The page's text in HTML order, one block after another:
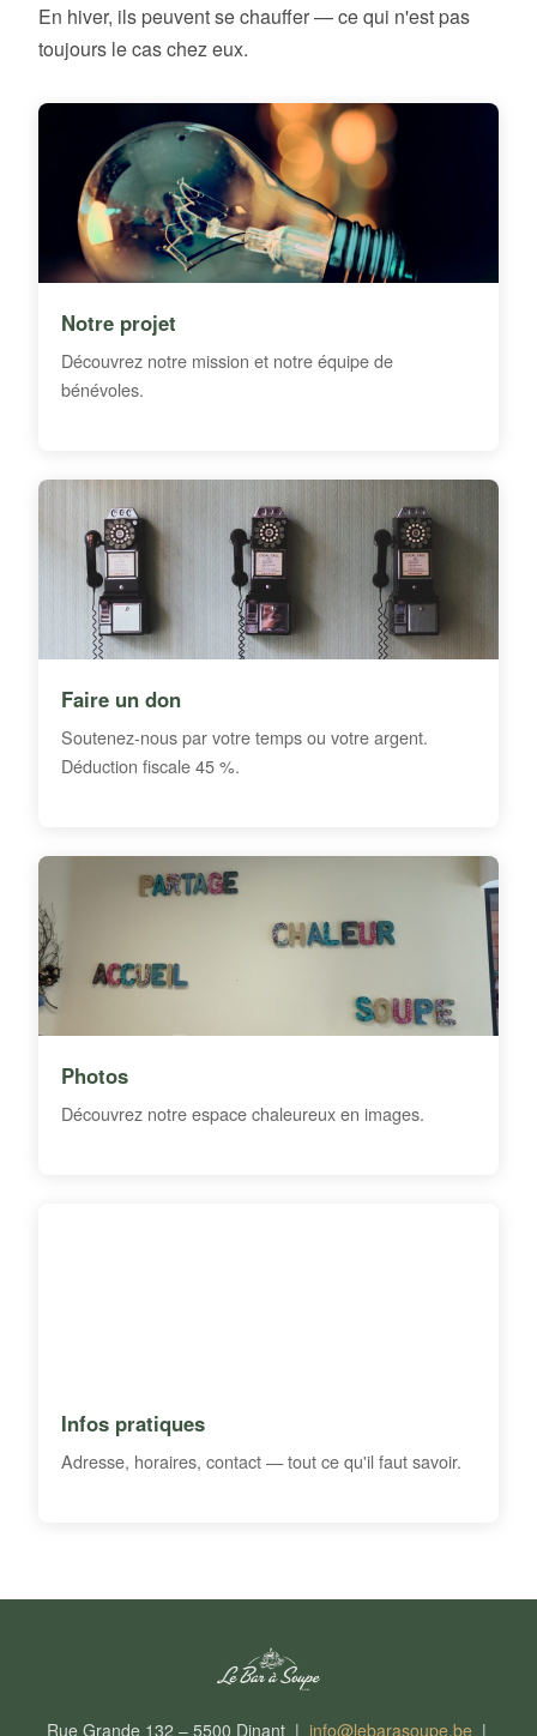
En hiver, ils peuvent se chauffer — ce qui n'est pas
toujours le cas chez eux.
Notre projet
Découvrez notre mission et notre équipe de
bénévoles.
Faire un don
Soutenez-nous par votre temps ou votre argent.
Déduction fiscale 45 %.
Photos
Découvrez notre espace chaleureux en images.
Infos pratiques
Adresse, horaires, contact — tout ce qu'il faut savoir.
Rue Grande 132 – 5500 Dinant | info@lebarasoupe.be|